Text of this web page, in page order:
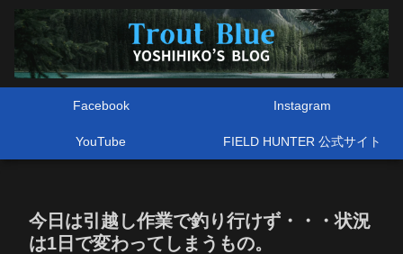
Facebook Instagram
YouTube FIELD HUNTER 公式サイト
今日は引越し作業で釣り行けず・・・状況
は1日で変わってしまうもの。